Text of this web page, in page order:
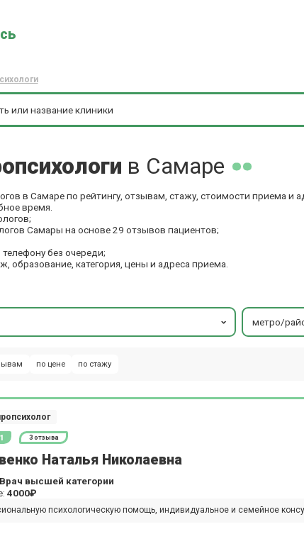
в Самаре
в Самаре по рейтингу, отзывам, стажу, стоимости приема и
время.
Самары на основе 29 отзывов пациентов;
без очереди;
образование, категория, цены и адреса приема.
метро/
по цене по стажу
3 отзыва
Наталья Николаевна
Врач высшей категории
4000₽
психологическую помощь, индивидуальное и семейное